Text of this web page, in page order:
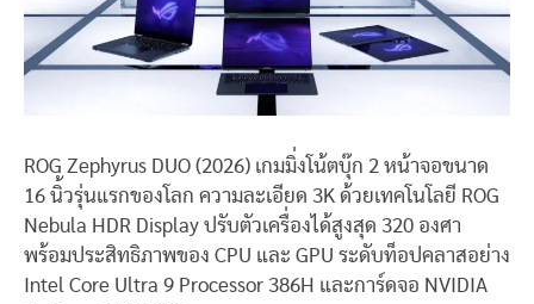
ROG Zephyrus DUO (2026) เกมมิ่งโน้ตบุ๊ก 2 หน้าจอขนาด
16 นิ้วรุ่นแรกของโลก ความละเอียด 3K ด้วยเทคโนโลยี ROG
Nebula HDR Display ปรับตัวเครื่องได้สูงสุด 320 องศา
พร้อมประสิทธิภาพของ CPU และ GPU ระดับท็อปคลาสอย่าง
Intel Core Ultra 9 Processor 386H และการ์ดจอ NVIDIA